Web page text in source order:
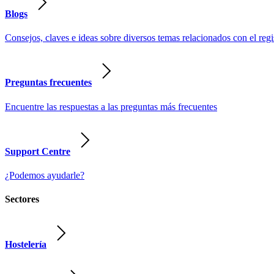
Blogs
Consejos, claves e ideas sobre diversos temas relacionados con el
Preguntas frecuentes
Encuentre las respuestas a las preguntas más frecuentes
Support Centre
¿Podemos ayudarle?
Sectores
Hostelería